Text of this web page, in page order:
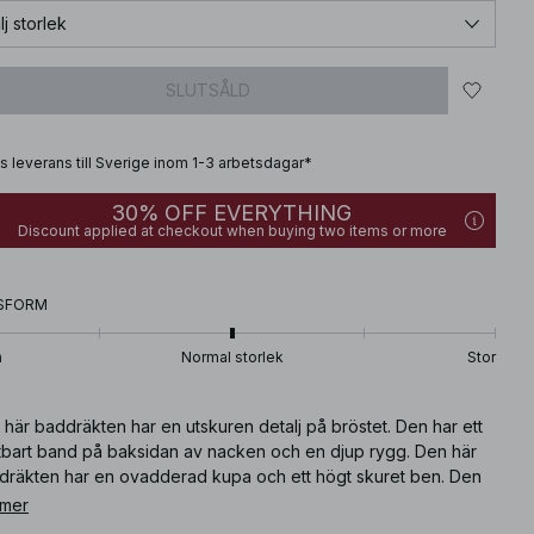
storlek
SLUTSÅLD
leverans till Sverige inom 1-3 arbetsdagar*
30% OFF EVERYTHING
Discount applied at checkout when buying two items or more
Normal storlek Stor
här baddräkten har en utskuren detalj på bröstet. Den har ett
band på baksidan av nacken och en djup rygg. Den här
har en ovadderad kupa och ett högt skuret ben. Den
kommer i grönt.